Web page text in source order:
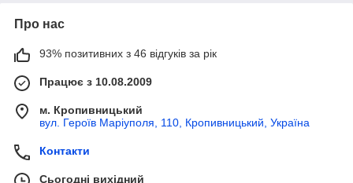
Про нас
93% позитивних з 46 відгуків за рік
Працює з 10.08.2009
м. Кропивницький
вул. Героїв Маріуполя, 110, Кропивницький, Україна
Контакти
Сьогодні вихідний